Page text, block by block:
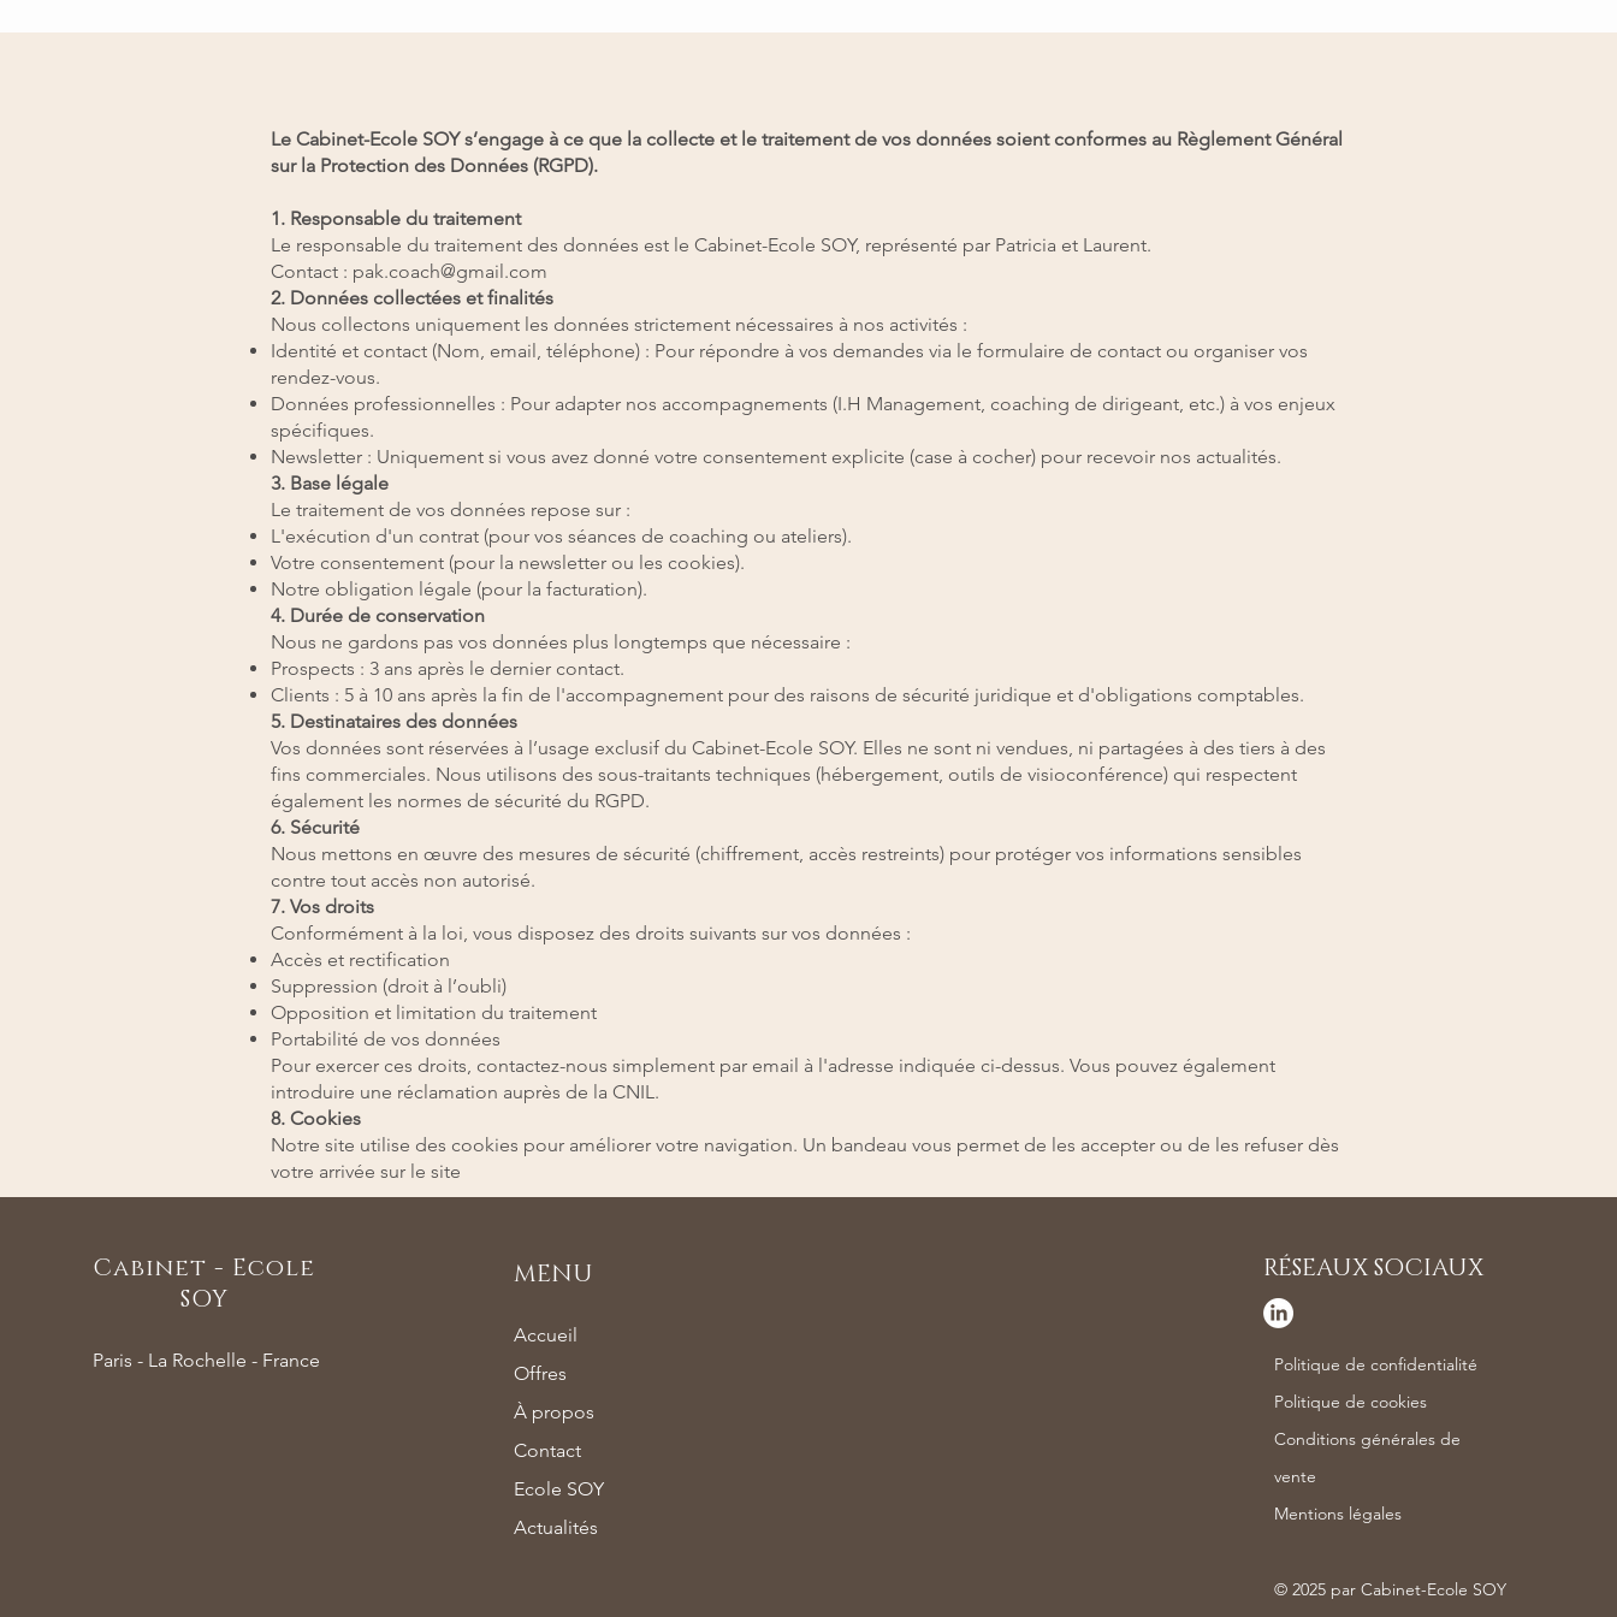
Le Cabinet-Ecole SOY s’engage à ce que la collecte et le traitement de vos données soient conformes au Règlement Général
sur la Protection des Données (RGPD).
1. Responsable du traitement
Le responsable du traitement des données est le Cabinet-Ecole SOY, représenté par Patricia et Laurent.
Contact : pak.coach@gmail.com
2. Données collectées et finalités
Nous collectons uniquement les données strictement nécessaires à nos activités :
Identité et contact (Nom, email, téléphone) : Pour répondre à vos demandes via le formulaire de contact ou organiser vos
rendez-vous.
Données professionnelles : Pour adapter nos accompagnements (I.H Management, coaching de dirigeant, etc.) à vos enjeux
spécifiques.
Newsletter : Uniquement si vous avez donné votre consentement explicite (case à cocher) pour recevoir nos actualités.
3. Base légale
Le traitement de vos données repose sur :
L'exécution d'un contrat (pour vos séances de coaching ou ateliers).
Votre consentement (pour la newsletter ou les cookies).
Notre obligation légale (pour la facturation).
4. Durée de conservation
Nous ne gardons pas vos données plus longtemps que nécessaire :
Prospects : 3 ans après le dernier contact.
Clients : 5 à 10 ans après la fin de l'accompagnement pour des raisons de sécurité juridique et d'obligations comptables.
5. Destinataires des données
Vos données sont réservées à l’usage exclusif du Cabinet-Ecole SOY. Elles ne sont ni vendues, ni partagées à des tiers à des
fins commerciales. Nous utilisons des sous-traitants techniques (hébergement, outils de visioconférence) qui respectent
également les normes de sécurité du RGPD.
6. Sécurité
Nous mettons en œuvre des mesures de sécurité (chiffrement, accès restreints) pour protéger vos informations sensibles
contre tout accès non autorisé.
7. Vos droits
Conformément à la loi, vous disposez des droits suivants sur vos données :
Accès et rectification
Suppression (droit à l’oubli)
Opposition et limitation du traitement
Portabilité de vos données
Pour exercer ces droits, contactez-nous simplement par email à l'adresse indiquée ci-dessus. Vous pouvez également
introduire une réclamation auprès de la CNIL.
8. Cookies
Notre site utilise des cookies pour améliorer votre navigation. Un bandeau vous permet de les accepter ou de les refuser dès
votre arrivée sur le site
Cabinet - Ecole
SOY
Paris - La Rochelle - France
MENU
Accueil
Offres
À propos
Contact
Ecole SOY
Actualités
RÉSEAUX SOCIAUX
Politique de confidentialité
Politique de cookies
Conditions générales de
vente
Mentions légales
© 2025 par Cabinet-Ecole SOY